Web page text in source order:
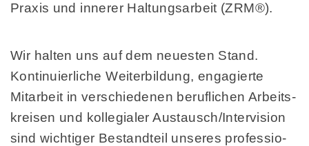
Praxis und innerer Haltungs­arbeit (ZRM®).
Wir halten uns auf dem neuesten Stand.
Kontinu­ierliche Weiter­bildung, engagierte
Mitar­beit in verschie­denen beruf­lichen Arbeits­
kreisen und kollegialer Aust­ausch/Inter­vision
sind wich­tiger Bestand­teil unseres pro­fessio­